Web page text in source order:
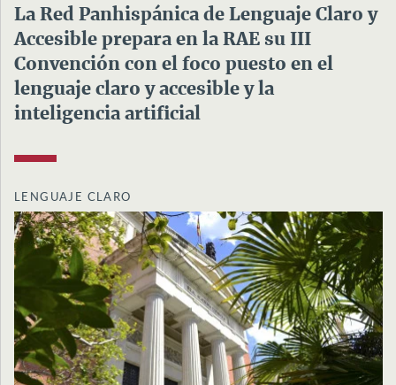
La Red Panhispánica de Lenguaje Claro y
Accesible prepara en la RAE su III
Convención con el foco puesto en el
lenguaje claro y accesible y la
inteligencia artificial
LENGUAJE CLARO